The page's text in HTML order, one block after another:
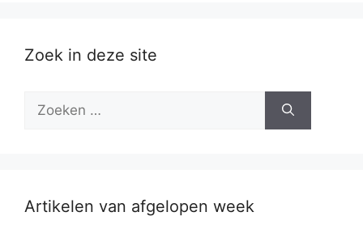
Zoek in deze site
naar:
Artikelen van afgelopen week